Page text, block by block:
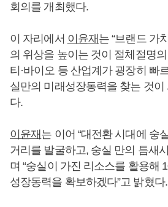
회의를 개최했다.
이 자리에서 이윤재 는 “브랜드 가
의 위상을 높이는 것이 절체절명의
티·바이오 등 산업계가 굉장히 빠
실만의 미래성장동력을 찾는 것이
다.
이윤재 는 이어 “대전환 시대에 숭
거리를 발굴하고, 숭실 만의 틈새
며 “숭실이 가진 리소스를 활용해
성장동력을 확보하겠다”고 밝혔다.